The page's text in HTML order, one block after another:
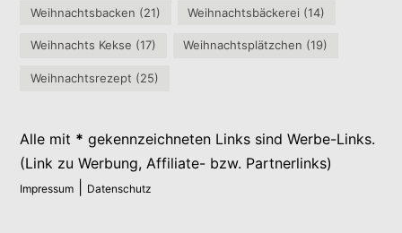
Weihnachtsbacken (21) Weihnachtsbäckerei (14)
Weihnachts Kekse (17) Weihnachtsplätzchen (19)
Weihnachtsrezept (25)
Alle mit * gekennzeichneten Links sind Werbe-Links.
(Link zu Werbung, Affiliate- bzw. Partnerlinks)
Impressum Datenschutz